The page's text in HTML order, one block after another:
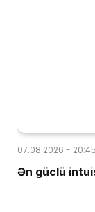
07.08.2026 - 20:45
Ən güclü